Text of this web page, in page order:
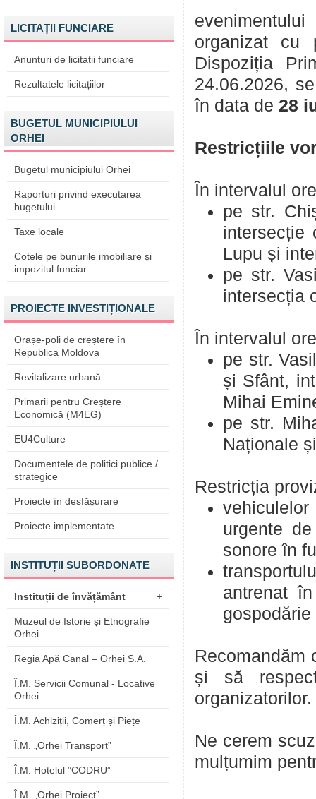
LICITAȚII FUNCIARE
Anunțuri de licitații funciare
Rezultatele licitațiilor
BUGETUL MUNICIPIULUI
ORHEI
Bugetul municipiului Orhei
Raporturi privind executarea
bugetului
Taxe locale
Cotele pe bunurile imobiliare și
impozitul funciar
PROIECTE INVESTIȚIONALE
Orașe-poli de creștere în
Republica Moldova
Revitalizare urbană
Primarii pentru Creștere
Economică (M4EG)
EU4Culture
Documentele de politici publice /
strategice
Proiecte în desfășurare
Proiecte implementate
INSTITUȚII SUBORDONATE
Instituții de învățământ +
Muzeul de Istorie şi Etnografie
Orhei
Regia Apă Canal – Orhei S.A.
Î.M. Servicii Comunal - Locative
Orhei
Î.M. Achiziții, Comerț și Piețe
Î.M. „Orhei Transport”
Î.M. Hotelul ”CODRU”
Î.M. „Orhei Proiect”
organizat cu
Dispoziția
24.06.2026,
în data de 28
Restricțiile
În intervalul
pe str.
intersecție
Lupu și
pe str.
intersecția
În intervalul
pe str.
și Sfânt,
Mihai
pe str.
Naționale
Restricția
urgente
sonore în
antrenat
Recomandăm
și să
organizatorilor.
Ne cerem
mulțumim